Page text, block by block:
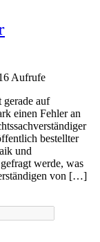
Aufrufe
auf
einen Fehler an
bestellter
und
werde, was
von […]